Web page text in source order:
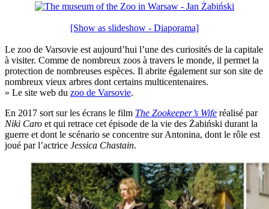
[Show as slideshow - Diaporama]
Le zoo de Varsovie est aujourd’hui l’une des curiosités de la capitale
à visiter. Comme de nombreux zoos à travers le monde, il permet la
protection de nombreuses espèces. Il abrite également sur son site de
nombreux vieux arbres dont certains multicentenaires.
» Le site web du zoo de Varsovie.
En 2017 sort sur les écrans le film The Zookeeper’s Wife réalisé par
Niki Caro et qui retrace cet épisode de la vie des Żabiński durant la
guerre et dont le scénario se concentre sur Antonina, dont le rôle est
joué par l’actrice Jessica Chastain.